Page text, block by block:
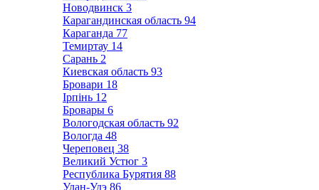
Новодвинск 3
Карагандинская область 94
Караганда 77
Темиртау 14
Сарань 2
Киевская область 93
Бровари 18
Ірпінь 12
Бровары 6
Вологодская область 92
Вологда 48
Череповец 38
Великий Устюг 3
Республика Бурятия 88
Улан-Удэ 86